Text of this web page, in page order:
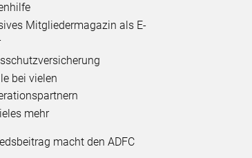
Mitgliedermagazin als E-
bei vielen
mehr
macht den ADFC